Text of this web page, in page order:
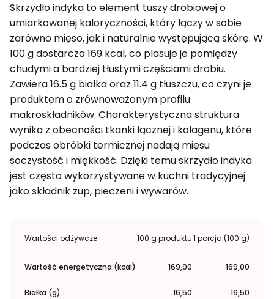
Skrzydło indyka to element tuszy drobiowej o
umiarkowanej kaloryczności, który łączy w sobie
zarówno mięso, jak i naturalnie występującą skórę. W
100 g dostarcza 169 kcal, co plasuje je pomiędzy
chudymi a bardziej tłustymi częściami drobiu.
Zawiera 16.5 g białka oraz 11.4 g tłuszczu, co czyni je
produktem o zrównoważonym profilu
makroskładników. Charakterystyczna struktura
wynika z obecności tkanki łącznej i kolagenu, które
podczas obróbki termicznej nadają mięsu
soczystość i miękkość. Dzięki temu skrzydło indyka
jest często wykorzystywane w kuchni tradycyjnej
jako składnik zup, pieczeni i wywarów.
Wartości odżywcze 100 g produktu1 porcja (100 g)
Wartość energetyczna (kcal) 169,00 169,00
Białka (g) 16,50 16,50